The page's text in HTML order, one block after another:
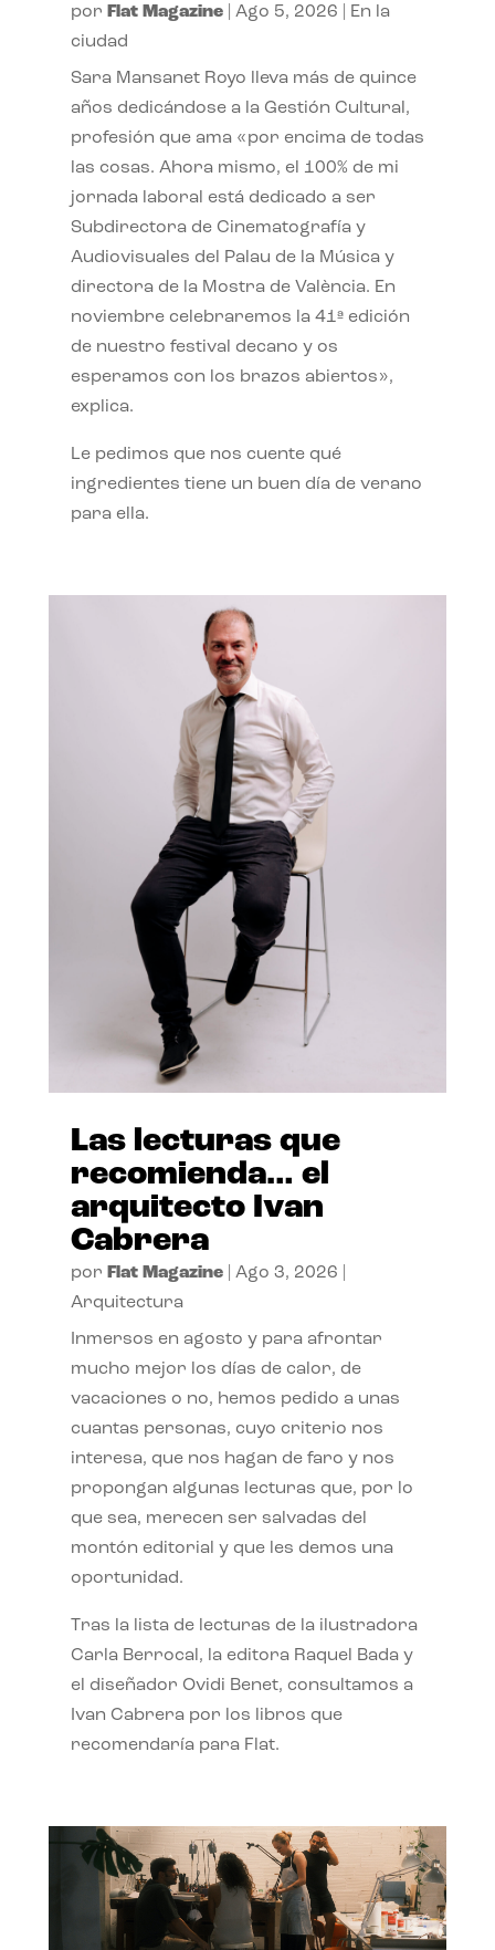
por Flat Magazine| Ago 5, 2026
En la
ciudad
Sara Mansanet Royo lleva más de quince
años dedicándose a la Gestión Cultural,
profesión que ama «por encima de todas
las cosas. Ahora mismo, el 100% de mi
jornada laboral está dedicado a ser
Subdirectora de Cinematografía y
Audiovisuales del Palau de la Música y
directora de la Mostra de València. En
noviembre celebraremos la 41ª edición
de nuestro festival decano y os
esperamos con los brazos abiertos»,
explica.
Le pedimos que nos cuente qué
ingredientes tiene un buen día de verano
para ella.
Las lecturas que
recomienda… el
arquitecto Ivan
Cabrera
por Flat Magazine| Ago 3, 2026
Arquitectura
Inmersos en agosto y para afrontar
mucho mejor los días de calor, de
vacaciones o no, hemos pedido a unas
cuantas personas, cuyo criterio nos
interesa, que nos hagan de faro y nos
propongan algunas lecturas que, por lo
que sea, merecen ser salvadas del
montón editorial y que les demos una
oportunidad.
Tras la lista de lecturas de la ilustradora
Carla Berrocal, la editora Raquel Bada y
el diseñador Ovidi Benet, consultamos a
Ivan Cabrera por los libros que
recomendaría para Flat.